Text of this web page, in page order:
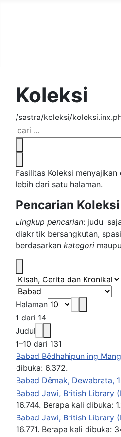
Koleksi
/sastra/koleksi/
Fasilitas Koleksi
lebih dari satu halaman.
Pencarian Koleksi
Lingkup pencarian: judul
diakritik bersangkutan,
berdasarkan kategori
Halaman
1 dari 14
Judul
1–10 dari 131
Babad Bêdhahipun ing
dibuka: 6.372.
Babad Dêmak, Dewabrata,
Babad Jawi, British Library
16.744. Berapa kali dibuka:
Babad Jawi, British Library
16.771. Berapa kali dibuka: